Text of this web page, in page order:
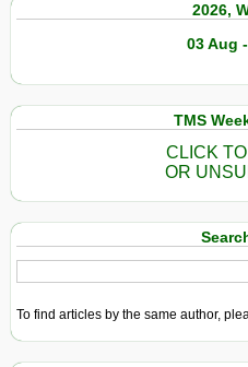
2026,
03 Aug
TMS
CLICK
OR
To find articles by the same author,